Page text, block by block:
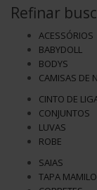
Refinar
ACESSÓRIOS
BABYDOLL
BODYS
CAMISAS DE
CINTO DE
CONJUNTOS
LUVAS
ROBE
SAIAS
TAPA